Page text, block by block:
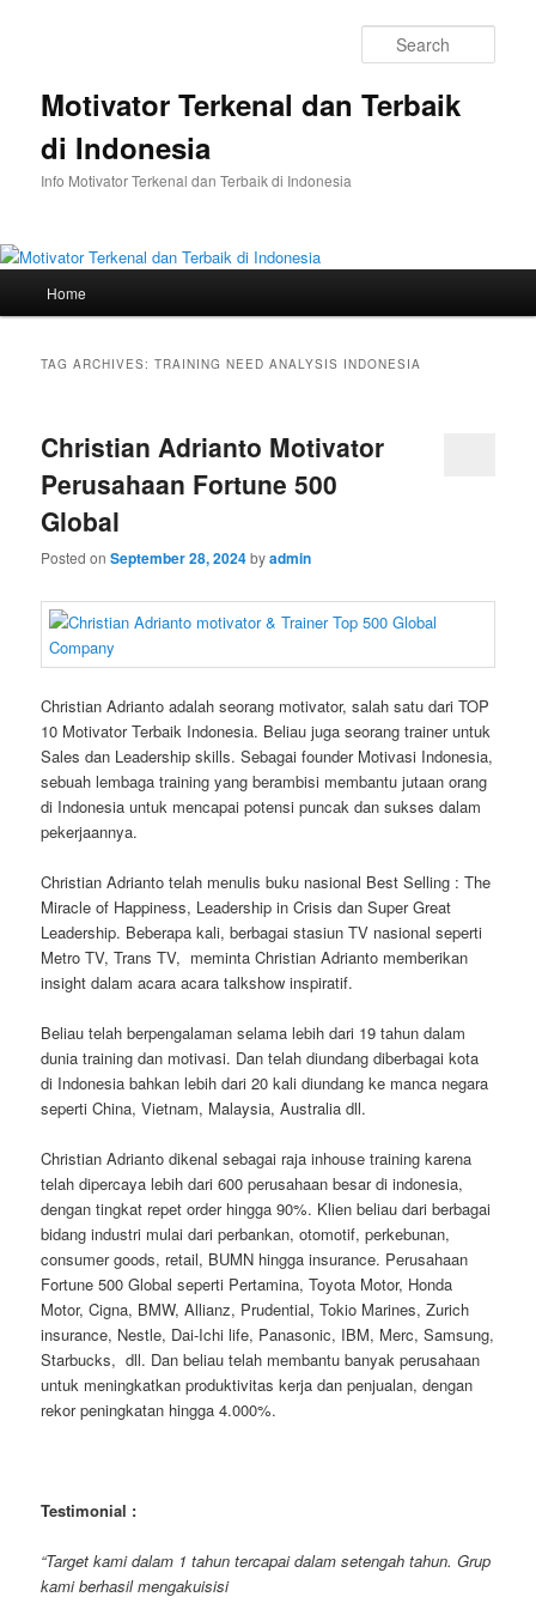
Motivator Terkenal dan Terbaik
di Indonesia
Info Motivator Terkenal dan Terbaik di Indonesia
Home
TAG ARCHIVES:TRAINING NEED ANALYSIS INDONESIA
Christian Adrianto Motivator
Perusahaan Fortune 500
Global
Posted onSeptember 28, 2024byadmin
Christian Adrianto adalah seorang motivator, salah satu dari TOP
10 Motivator Terbaik Indonesia. Beliau juga seorang trainer untuk
Sales dan Leadership skills. Sebagai founder Motivasi Indonesia,
sebuah lembaga training yang berambisi membantu jutaan orang
di Indonesia untuk mencapai potensi puncak dan sukses dalam
pekerjaannya.
Christian Adrianto telah menulis buku nasional Best Selling : The
Miracle of Happiness, Leadership in Crisis dan Super Great
Leadership. Beberapa kali, berbagai stasiun TV nasional seperti
Metro TV, Trans TV, meminta Christian Adrianto memberikan
insight dalam acara acara talkshow inspiratif.
Beliau telah berpengalaman selama lebih dari 19 tahun dalam
dunia training dan motivasi. Dan telah diundang diberbagai kota
di Indonesia bahkan lebih dari 20 kali diundang ke manca negara
seperti China, Vietnam, Malaysia, Australia dll.
Christian Adrianto dikenal sebagai raja inhouse training karena
telah dipercaya lebih dari 600 perusahaan besar di indonesia,
dengan tingkat repet order hingga 90%. Klien beliau dari berbagai
bidang industri mulai dari perbankan, otomotif, perkebunan,
consumer goods, retail, BUMN hingga insurance. Perusahaan
Fortune 500 Global seperti Pertamina, Toyota Motor, Honda
Motor, Cigna, BMW, Allianz, Prudential, Tokio Marines, Zurich
insurance, Nestle, Dai-Ichi life, Panasonic, IBM, Merc, Samsung,
Starbucks, dll. Dan beliau telah membantu banyak perusahaan
untuk meningkatkan produktivitas kerja dan penjualan, dengan
rekor peningkatan hingga 4.000%.
Testimonial :
“Target kami dalam 1 tahun tercapai dalam setengah tahun. Grup
kami berhasil mengakuisisi